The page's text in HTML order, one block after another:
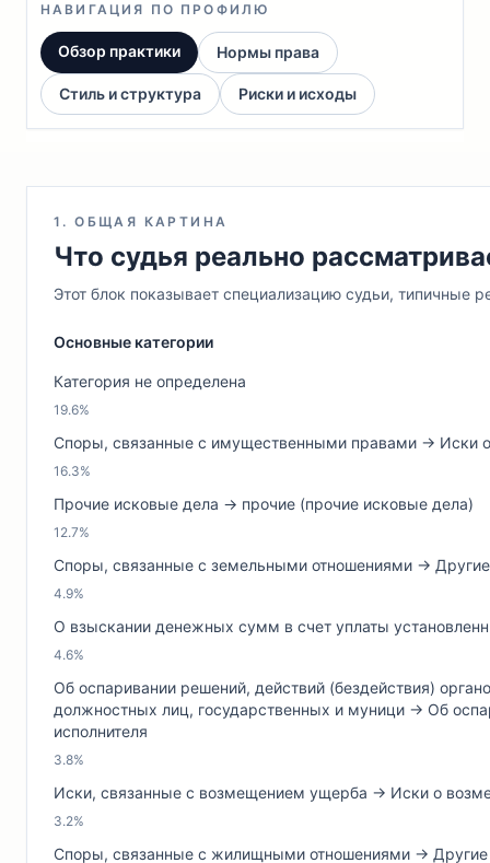
НАВИГАЦИЯ ПО ПРОФИЛЮ
Обзор практики Нормы права
Стиль и структура Риски и исходы
1. ОБЩАЯ КАРТИНА
Что судья реально
Этот блок показывает специализацию судьи, типичные
Основные категории
Категория не определена
19.6%
Споры, связанные с имущественными правами → Иски
16.3%
Прочие исковые дела → прочие (прочие исковые дела)
12.7%
Споры, связанные с земельными отношениями →
4.9%
О взыскании денежных сумм в счет уплаты
4.6%
Об оспаривании решений, действий (бездействия)
должностных лиц, государственных и муници → Об
исполнителя
3.8%
Иски, связанные с возмещением ущерба → Иски о
3.2%
Споры, связанные с жилищными отношениями →